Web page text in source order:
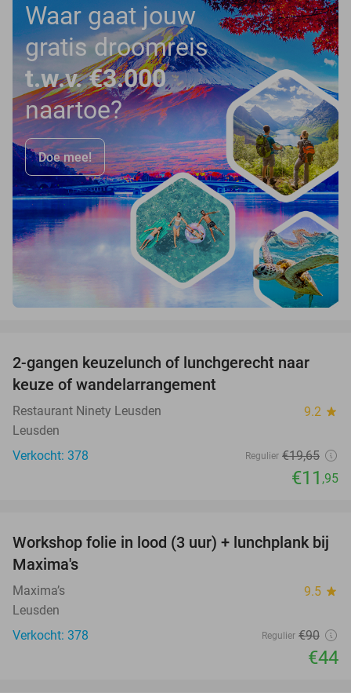
Waar gaat jouw
gratis droomreis
t.w.v. €3.000
naartoe?
Doe mee!
39%
2-gangen keuzelunch of lunchgerecht naar
keuze of wandelarrangement
Restaurant Ninety Leusden 9.2 star
Leusden
Verkocht: 378
Regulier €19,65
€11 ,95
51%
Workshop folie in lood (3 uur) + lunchplank bij
Maxima's
Maxima’s 9.5 star
Leusden
Verkocht: 378
Regulier €90
€44